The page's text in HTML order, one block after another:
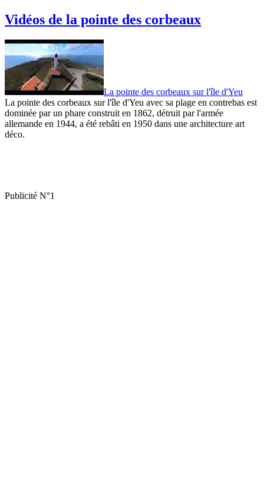
Vidéos de la pointe des corbeaux
La pointe des corbeaux sur l'île d'Yeu
La pointe des corbeaux sur l'île d'Yeu avec sa plage en contrebas est
dominée par un phare construit en 1862, détruit par l'armée
allemande en 1944, a été rebâti en 1950 dans une architecture art
déco.
Publicité N°1